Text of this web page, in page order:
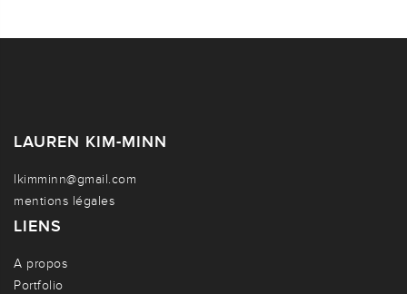
LAUREN KIM-MINN
lkimminn@gmail.com
mentions légales
LIENS
A propos
Portfolio